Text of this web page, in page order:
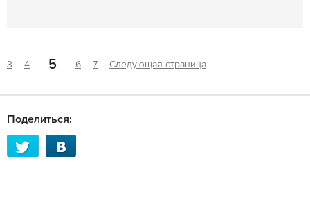
3 4 5 6 7 Следующая страница
Поделиться: